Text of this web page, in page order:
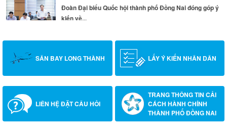
Đoàn Đại biểu Quốc hội thành phố Đồng Nai đóng góp ý
kiến về...
SÂN BAY LONG THÀNH LẤY Ý KIẾN NHÂN DÂN
LIÊN HỆ ĐẶT CÂU HỎI
TRANG THÔNG TIN CẢI
CÁCH HÀNH CHÍNH
THÀNH PHỐ ĐỒNG NAI